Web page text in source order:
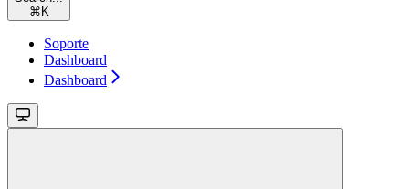
⌘ K
Soporte
Dashboard
Dashboard